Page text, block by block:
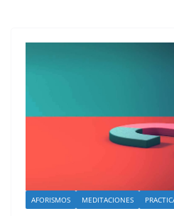
AFORISMOS MEDITACIONES